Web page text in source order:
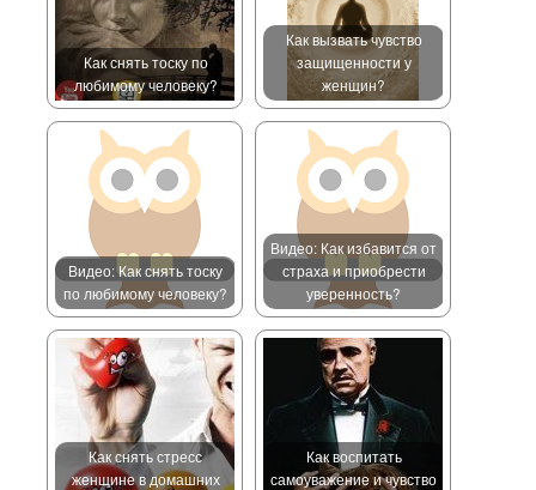
Как снять тоску по
любимому человеку?
Как вызвать чувство
защищенности у
женщин?
Видео: Как снять тоску
по любимому человеку?
Видео: Как избавится от
страха и приобрести
уверенность?
Как снять стресс
женщине в домашних
Как воспитать
самоуважение и чувство